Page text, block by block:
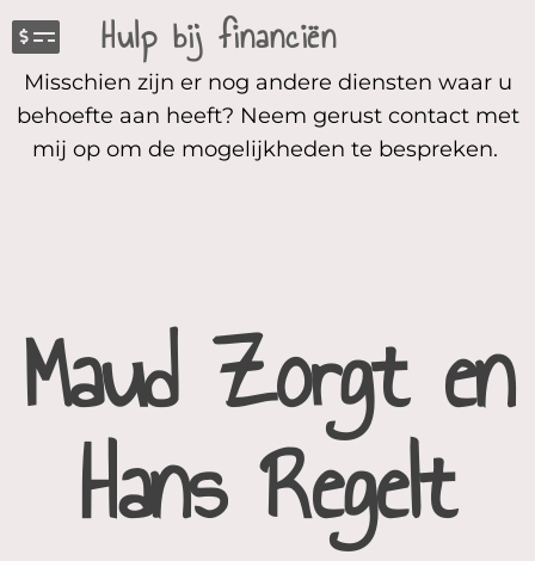
Hulp bij financiën
Misschien zijn er nog andere diensten waar u
behoefte aan heeft? Neem gerust contactmet
mij op om de mogelijkheden te bespreken.
Maud Zorgt en
Hans Regelt